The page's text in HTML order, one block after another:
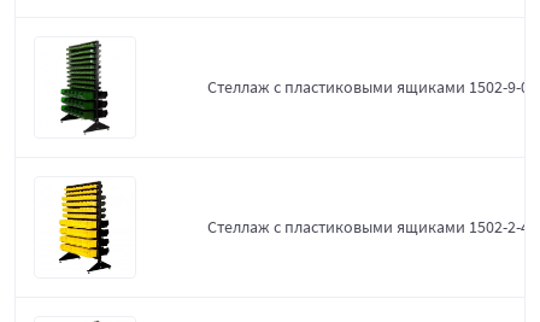
Стеллаж с пластиковыми ящиками 1502-9-0-
Стеллаж с пластиковыми ящиками 1502-2-4-